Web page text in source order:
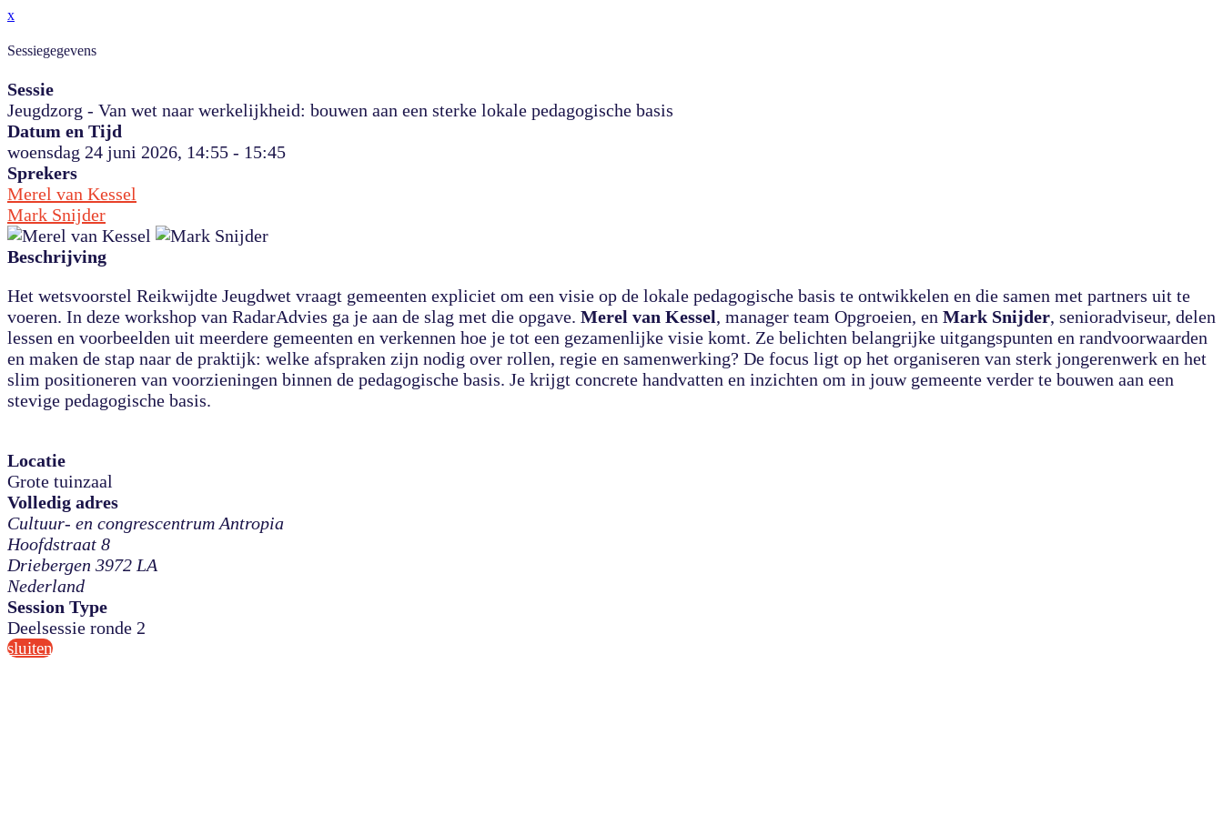
x
Sessiegegevens
Sessie
Jeugdzorg - Van wet naar werkelijkheid: bouwen aan een sterke lokale pedagogische basis
Datum en Tijd
woensdag 24 juni 2026, 14:55 - 15:45
Sprekers
Merel van Kessel
Mark Snijder
Beschrijving
Het wetsvoorstel Reikwijdte Jeugdwet vraagt gemeenten expliciet om een visie op de lokale pedagogische basis te ontwikkelen en die samen met partners uit te
voeren. In deze workshop van RadarAdvies ga je aan de slag met die opgave. Merel van Kessel, manager team Opgroeien, en Mark Snijder, senioradviseur, delen
lessen en voorbeelden uit meerdere gemeenten en verkennen hoe je tot een gezamenlijke visie komt. Ze belichten belangrijke uitgangspunten en randvoorwaarden
en maken de stap naar de praktijk: welke afspraken zijn nodig over rollen, regie en samenwerking? De focus ligt op het organiseren van sterk jongerenwerk en het
slim positioneren van voorzieningen binnen de pedagogische basis. Je krijgt concrete handvatten en inzichten om in jouw gemeente verder te bouwen aan een
stevige pedagogische basis.
Locatie
Grote tuinzaal
Volledig adres
Cultuur- en congrescentrum Antropia
Hoofdstraat 8
Driebergen 3972 LA
Nederland
Session Type
Deelsessie ronde 2
sluiten